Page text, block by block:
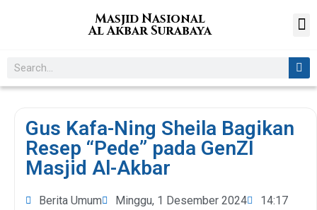
Masjid Nasional
Al Akbar Surabaya
Gus Kafa-Ning Sheila Bagikan
Resep “Pede” pada GenZI
Masjid Al-Akbar
Berita Umum Minggu, 1 Desember 2024
14:17